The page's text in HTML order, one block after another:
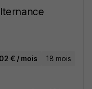
€ / mois 18 mois